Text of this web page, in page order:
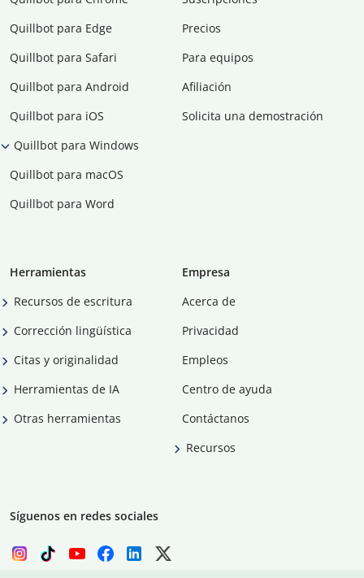
Quillbot para Edge
Quillbot para Safari
Quillbot para Android
Quillbot para iOS
Quillbot para Windows
Quillbot para macOS
Quillbot para Word
Precios
Para equipos
Afiliación
Solicita una demostración
Herramientas
Recursos de escritura
Corrección lingüística
Citas y originalidad
Herramientas de IA
Otras herramientas
Empresa
Acerca de
Privacidad
Empleos
Centro de ayuda
Contáctanos
Recursos
Síguenos en redes sociales